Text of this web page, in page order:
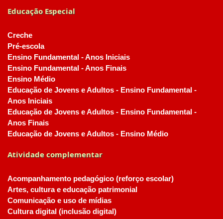
Educação Especial
Creche
Pré-escola
Ensino Fundamental - Anos Iniciais
Ensino Fundamental - Anos Finais
Ensino Médio
Educação de Jovens e Adultos - Ensino Fundamental -
Anos Iniciais
Educação de Jovens e Adultos - Ensino Fundamental -
Anos Finais
Educação de Jovens e Adultos - Ensino Médio
Atividade complementar
Acompanhamento pedagógico (reforço escolar)
Artes, cultura e educação patrimonial
Comunicação e uso de mídias
Cultura digital (inclusão digital)